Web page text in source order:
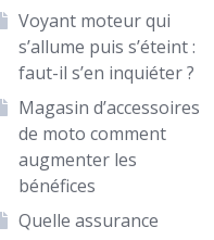
Voyant moteur qui
s’allume puis s’éteint :
faut-il s’en inquiéter ?
Magasin d’accessoires
de moto comment
augmenter les
bénéfices
Quelle assurance